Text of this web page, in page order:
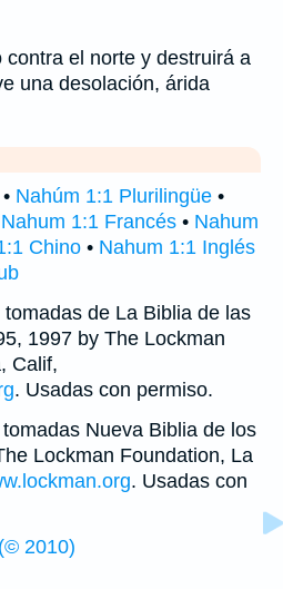
contra el norte y destruirá a
una desolación, árida
• Nahúm 1:1 Plurilingüe •
Nahum 1:1 Francés • Nahum
Chino • Nahum 1:1 Inglés
de La Biblia de las
1997 by The Lockman
Calif,
. Usadas con permiso.
Nueva Biblia de los
Lockman Foundation, La
. Usadas con
2010)